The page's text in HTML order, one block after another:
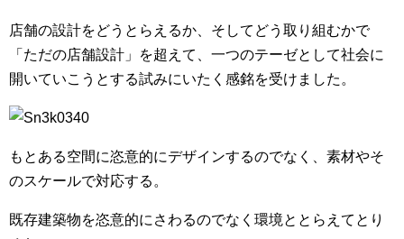
店舗の設計をどうとらえるか、そしてどう取り組むかで
「ただの店舗設計」を超えて、一つのテーゼとして社会に
開いていこうとする試みにいたく感銘を受けました。
もとある空間に恣意的にデザインするのでなく、素材やそ
のスケールで対応する。
既存建築物を恣意的にさわるのでなく環境ととらえてとり